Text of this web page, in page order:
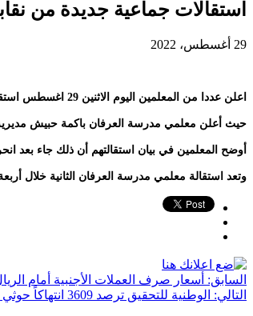
استقالات جماعية جديدة من
29 أغسطس، 2022
اعلن عددا من المعلمين اليوم الاثنين 29 اغسطس استقالتهم من نقابة المعلمين اليمنيين.
حيث أعلن معلمي مدرسة العرفان باكمة حبيش مديرية
أوضح المعلمين في بيان استقالتهم أن ذلك جاء بعد
وتعد استقالة معلمي مدرسة العرفان الثانية خلال أربعة وعشرون ساعة ، حيث اعلن معلمي مدرسة
السابق: أسعار صرف العملات الأجنبية أمام الريال اليمني
التالي: الوطنية للتحقيق ترصد 3609 انتهاكاً حوثي خلال عام، تعرف عليها